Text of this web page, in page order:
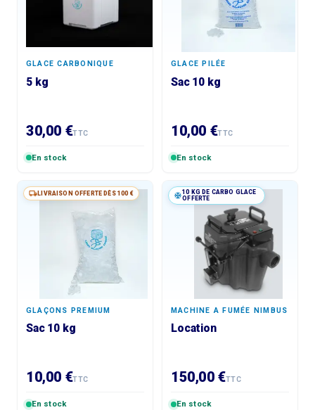
GLACE CARBONIQUE
5 kg
30,00 €TTC
En stock
GLACE PILÉE
Sac 10 kg
10,00 €TTC
En stock
LIVRAISON OFFERTE DÈS 100 €
GLAÇONS PREMIUM
Sac 10 kg
10,00 €TTC
En stock
10 KG DE CARBO GLACE
OFFERTE
MACHINE A FUMÉE NIMBUS
Location
150,00 €TTC
En stock